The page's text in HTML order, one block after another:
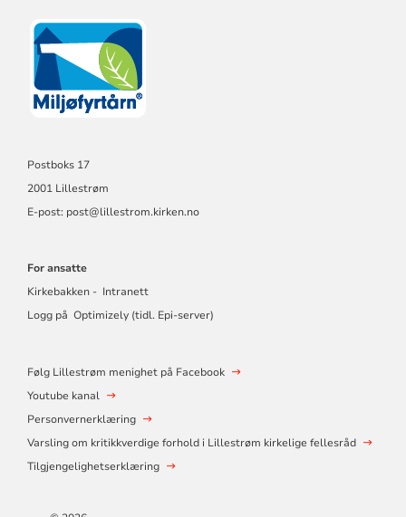
Postboks 17
2001 Lillestrøm
E-post: post@lillestrom.kirken.no
For ansatte
Kirkebakken - Intranett
Logg på Optimizely (tidl. Epi-server)
Følg Lillestrøm menighet på Facebook
Youtube kanal
Personvernerklæring
Varsling om kritikkverdige forhold i Lillestrøm kirkelige fellesråd
Tilgjengelighetserklæring